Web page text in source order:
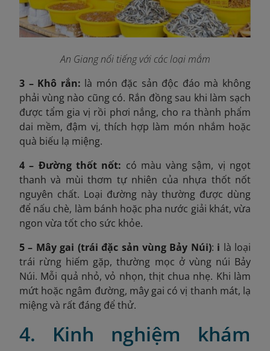
An Giang nổi tiếng với các loại mắm
3 – Khô rắn: là món đặc sản độc đáo mà không
phải vùng nào cũng có. Rắn đồng sau khi làm sạch
được tẩm gia vị rồi phơi nắng, cho ra thành phẩm
dai mềm, đậm vị, thích hợp làm món nhắm hoặc
quà biếu lạ miệng.
4 – Đường thốt nốt: có màu vàng sậm, vị ngọt
thanh và mùi thơm tự nhiên của nhựa thốt nốt
nguyên chất. Loại đường này thường được dùng
để nấu chè, làm bánh hoặc pha nước giải khát, vừa
ngon vừa tốt cho sức khỏe.
5 – Mây gai (trái đặc sản vùng Bảy Núi): i là loại
trái rừng hiếm gặp, thường mọc ở vùng núi Bảy
Núi. Mỗi quả nhỏ, vỏ nhọn, thịt chua nhẹ. Khi làm
mứt hoặc ngâm đường, mây gai có vị thanh mát, lạ
miệng và rất đáng để thử.
4. Kinh nghiệm khám